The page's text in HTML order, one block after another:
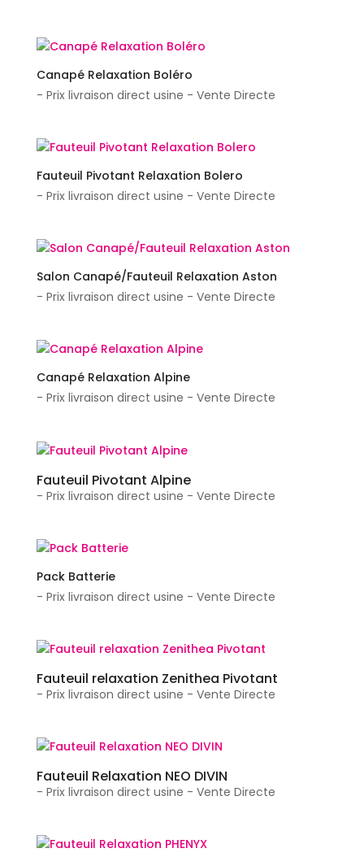
Canapé Relaxation Boléro
- Prix livraison direct usine - Vente Directe
Fauteuil Pivotant Relaxation Bolero
- Prix livraison direct usine - Vente Directe
Salon Canapé/Fauteuil Relaxation Aston
- Prix livraison direct usine - Vente Directe
Canapé Relaxation Alpine
- Prix livraison direct usine - Vente Directe
Fauteuil Pivotant Alpine
- Prix livraison direct usine - Vente Directe
Pack Batterie
- Prix livraison direct usine - Vente Directe
Fauteuil relaxation Zenithea Pivotant
- Prix livraison direct usine - Vente Directe
Fauteuil Relaxation NEO DIVIN
- Prix livraison direct usine - Vente Directe